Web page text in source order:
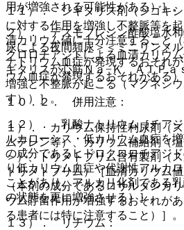
１１）． ジギタリス剤（ジゴキ
に対する作用を増強し不整脈等を
清カリウム値に十分注意すること
クロロチアジドによる血清カリウ
ギタリスが心筋Ｎａ−Ｋ ＡＴＰａ
増強と不整脈が起こる（マグネシ
す））］。
１２）． 乳酸ナトリウム［チア
ルカローシス・低カリウム血症を
の成分であるヒドロクロロチアジ
り低カリウム血症や代謝性アルカ
ことがあり、アルカリ化剤である
の状態を更に増強させる）］。
１３）． リチウム：
用が増強される可能性がある）］。
２）． デスモプレシン酢酸塩水
尿による夜間頻尿＞＜ミニリンメ
ナトリウム血症が発現するおそれ
ウム血症が発現するおそれがある
１０．２． 併用注意：
１）． カリウム保持性利尿剤（
ムテレン等）、カリウム補給剤（
＞）、トリメトプリム含有製剤（
トリメトプリム）［血清カリウム
（本剤の成分であるロサルタンカ
ウム貯留作用が増強するおそれが
る患者には特に注意すること）］。